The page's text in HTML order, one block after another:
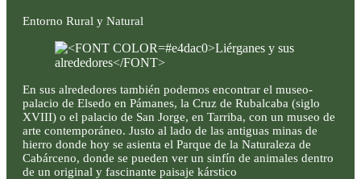
Entorno Rural y Natural
En sus alrededores también podemos encontrar el museo-
palacio de Elsedo en Pámanes, la Cruz de Rubalcaba (siglo
XVIII) o el palacio de San Jorge, en Tarriba, con un museo de
arte contemporáneo. Justo al lado de las antiguas minas de
hierro donde hoy se asienta el Parque de la Naturaleza de
Cabárceno, donde se pueden ver un sinfín de animales dentro
de un original y fascinante paisaje kárstico